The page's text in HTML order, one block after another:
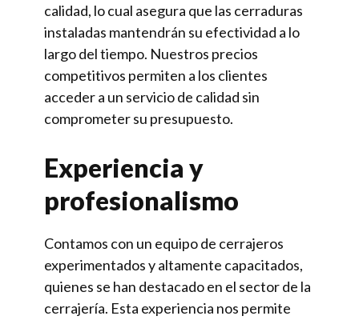
calidad, lo cual asegura que las cerraduras
instaladas mantendrán su efectividad a lo
largo del tiempo. Nuestros precios
competitivos permiten a los clientes
acceder a un servicio de calidad sin
comprometer su presupuesto.
Experiencia y
profesionalismo
Contamos con un equipo de cerrajeros
experimentados y altamente capacitados,
quienes se han destacado en el sector de la
cerrajería. Esta experiencia nos permite